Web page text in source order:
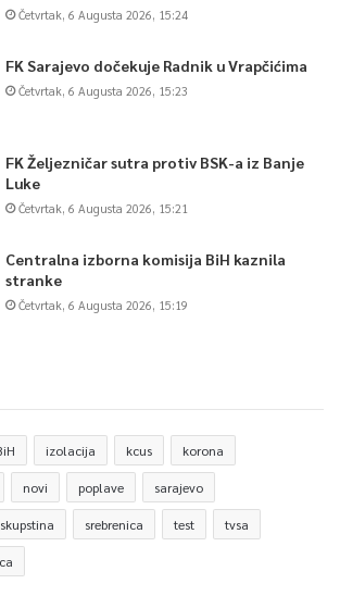
Četvrtak, 6 Augusta 2026, 15:24
FK Sarajevo dočekuje Radnik u Vrapčićima
Četvrtak, 6 Augusta 2026, 15:23
FK Željezničar sutra protiv BSK-a iz Banje
Luke
Četvrtak, 6 Augusta 2026, 15:21
Centralna izborna komisija BiH kaznila
stranke
Četvrtak, 6 Augusta 2026, 15:19
izolacija kcus korona
novi poplave sarajevo
skupstina srebrenica test tvsa